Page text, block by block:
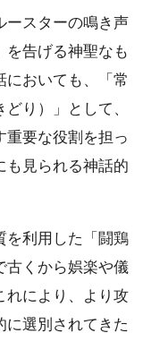
ースターの鳴き声
を告げる神聖なも
においても、「常
り）」として、
重要な役割を担っ
も見られる神話的
を利用した「闘鶏
古くから娯楽や儀
れにより、より攻
に選別されてきた